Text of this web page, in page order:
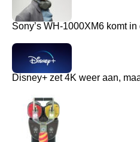
Sony’s WH-1000XM6 komt
Disney+ zet 4K weer aan,